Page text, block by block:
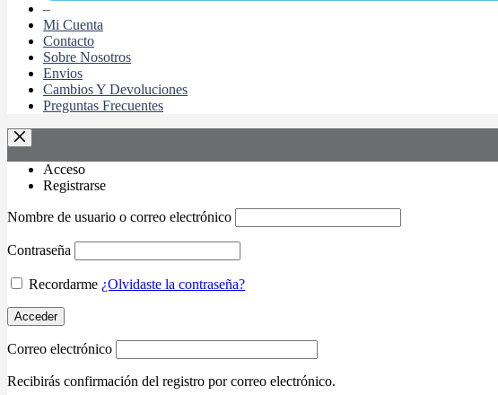
–
Mi Cuenta
Contacto
Sobre Nosotros
Envios
Cambios Y Devoluciones
Preguntas Frecuentes
Acceso
Registrarse
Nombre de usuario o correo electrónico
Contraseña
Recordarme ¿Olvidaste la contraseña?
Acceder
Correo electrónico
Recibirás confirmación del registro por correo electrónico.